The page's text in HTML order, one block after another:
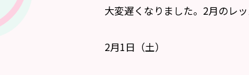
大変遅くなりました。2月のレ
2月1日（土）